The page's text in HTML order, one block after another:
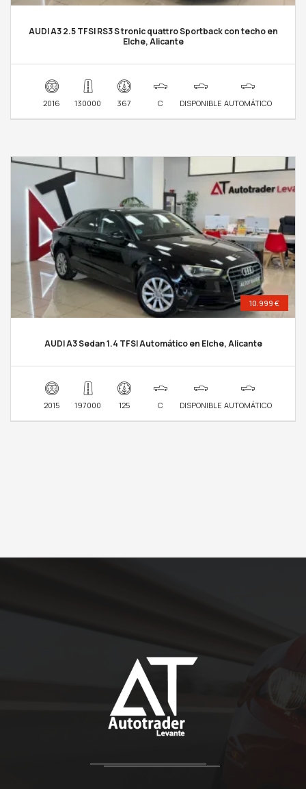
AUDI A3 2.5 TFSI RS3 S tronic quattro Sportback con techo en
Elche, Alicante
2016 130000 367 C DISPONIBLE AUTOMÁTICO
10.999 €
AUDI A3 Sedan 1.4 TFSI Automático en Elche, Alicante
2015 197000 125 C DISPONIBLE AUTOMÁTICO